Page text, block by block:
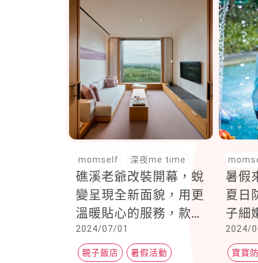
momself 深夜me time
礁溪老爺改裝開幕，蛻
變呈現全新面貌，用更
溫暖貼心的服務，款待
全齡層友善親子客！
2024/07/01
親子飯店 暑假活動
暑假
夏日
子細
2024/
寶寶